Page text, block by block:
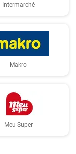
Intermarché
Makro
Meu Super